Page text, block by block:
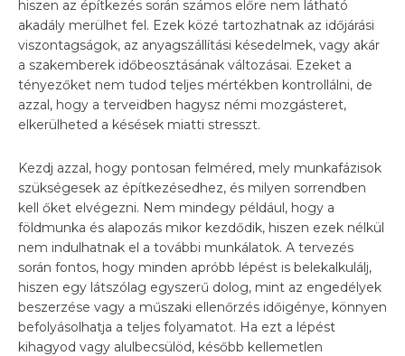
hiszen az építkezés során számos előre nem látható
akadály merülhet fel. Ezek közé tartozhatnak az időjárási
viszontagságok, az anyagszállítási késedelmek, vagy akár
a szakemberek időbeosztásának változásai. Ezeket a
tényezőket nem tudod teljes mértékben kontrollálni, de
azzal, hogy a terveidben hagysz némi mozgásteret,
elkerülheted a késések miatti stresszt.
Kezdj azzal, hogy pontosan felméred, mely munkafázisok
szükségesek az építkezésedhez, és milyen sorrendben
kell őket elvégezni. Nem mindegy például, hogy a
földmunka és alapozás mikor kezdődik, hiszen ezek nélkül
nem indulhatnak el a további munkálatok. A tervezés
során fontos, hogy minden apróbb lépést is belekalkulálj,
hiszen egy látszólag egyszerű dolog, mint az engedélyek
beszerzése vagy a műszaki ellenőrzés időigénye, könnyen
befolyásolhatja a teljes folyamatot. Ha ezt a lépést
kihagyod vagy alulbecsülöd, később kellemetlen